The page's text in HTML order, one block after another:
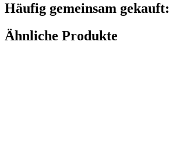
Häufig gemeinsam gekauft:
Ähnliche Produkte